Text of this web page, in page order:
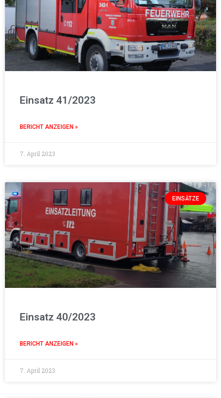
Einsatz 41/2023
BERICHT ANZEIGEN »
7. April 2023
EINSÄTZE
Einsatz 40/2023
BERICHT ANZEIGEN »
7. April 2023